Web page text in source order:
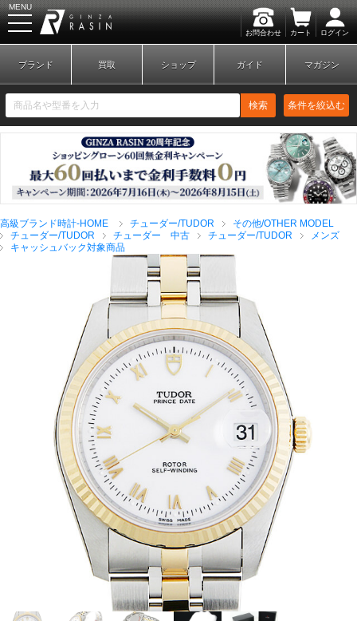
お問合わせ カート ログイン
MENU
新規会員登録 ログイン
ブランドから探す
全てのブランドを見
る
パテック
フィリップ
オーデマピゲ ウブロ カルティエ
ブランド 買取 ショップ ガイド マガジン
検索 条件を絞込む
高級ブランド時計-HOME チューダー/TUDOR
その他/OTHER MODEL
チューダー/TUDOR
チューダー 中古 チューダー/TUDOR
メンズ
キャッシュバック対象商品